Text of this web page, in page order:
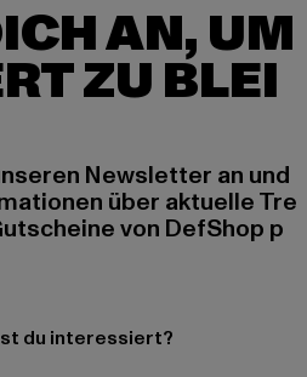
AN, UM
ZU BLEI
Newsletter an und
über aktuelle Tre
von DefShop p
du interessiert?